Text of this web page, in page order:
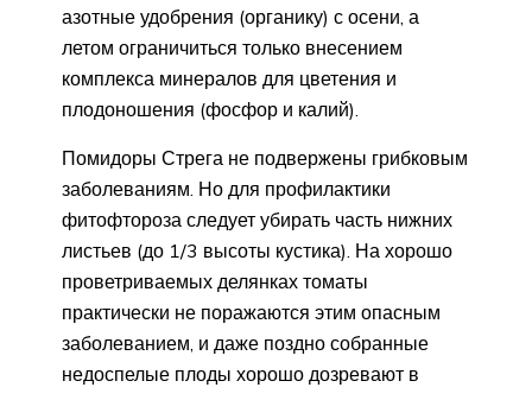
азотные удобрения (органику) с осени, а
летом ограничиться только внесением
комплекса минералов для цветения и
плодоношения (фосфор и калий).
Помидоры Стрега не подвержены грибковым
заболеваниям. Но для профилактики
фитофтороза следует убирать часть нижних
листьев (до 1/3 высоты кустика). На хорошо
проветриваемых делянках томаты
практически не поражаются этим опасным
заболеванием, и даже поздно собранные
недоспелые плоды хорошо дозревают в